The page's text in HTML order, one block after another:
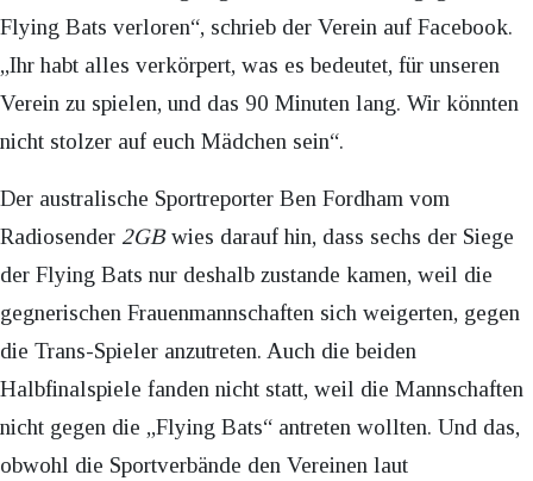
Flying Bats verloren“, schrieb der Verein auf Facebook.
„Ihr habt alles verkörpert, was es bedeutet, für unseren
Verein zu spielen, und das 90 Minuten lang. Wir könnten
nicht stolzer auf euch Mädchen sein“.
Der australische Sportreporter Ben Fordham vom
Radiosender 2GBwies darauf hin, dass sechs der Siege
der Flying Bats nur deshalb zustande kamen, weil die
gegnerischen Frauenmannschaften sich weigerten, gegen
die Trans-Spieler anzutreten. Auch die beiden
Halbfinalspiele fanden nicht statt, weil die Mannschaften
nicht gegen die „Flying Bats“ antreten wollten. Und das,
obwohl die Sportverbände den Vereinen laut